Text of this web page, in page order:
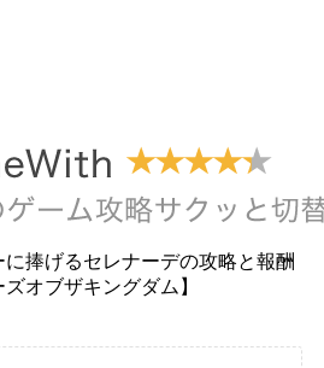
に捧げるセレナーデの攻略と報酬
オブザキングダム】